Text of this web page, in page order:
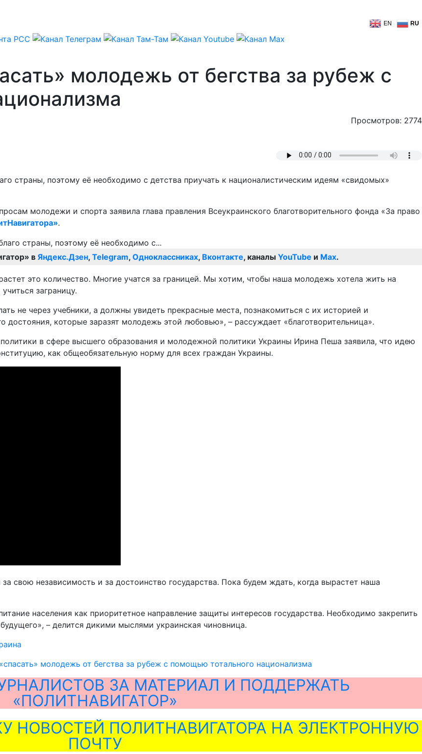
EN RU
молодежь от бегства за рубеж с
Просмотров: 2774
страны, поэтому её необходимо с детства приучать к националистическим идеям «свидомых»
молодежи и спорта заявила глава правления Всеукраинского благотворительного фонда «За право
.
в Яндекс.Дзен, Telegram, Одноклассниках, Вконтакте, каналы YouTube и Max.
это количество. Многие учатся за границей. Мы хотим, чтобы наша молодежь хотела жить на
заграницу.
не через учебники, а должны увидеть прекрасные места, познакомиться с их историей и
достояния, которые заразят молодежь этой любовью», – рассуждает «благотворительница».
в сфере высшего образования и молодежной политики Украины Ирина Пеша заявила, что идею
как общеобязательную норму для всех граждан Украины.
свою независимость и за достоинство государства. Пока будем ждать, когда вырастет наша
населения как приоритетное направление защиты интересов государства. Необходимо закрепить
– делится дикими мыслями украинская чиновница.
молодежь от бегства за рубеж с помощью тотального национализма
ЗА МАТЕРИАЛ И ПОДДЕРЖАТЬ
«ПОЛИТНАВИГАТОР»
НОВОСТЕЙ ПОЛИТНАВИГАТОРА НА ЭЛЕКТРОННУЮ
ПОЧТУ